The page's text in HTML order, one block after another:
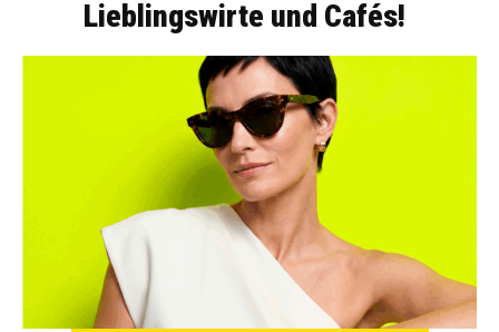
Lieblingswirte und Cafés!